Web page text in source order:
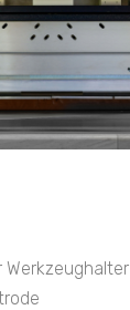
Werkzeughalter